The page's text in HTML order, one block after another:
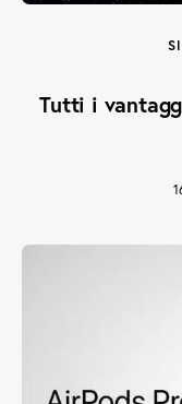
Tutti i